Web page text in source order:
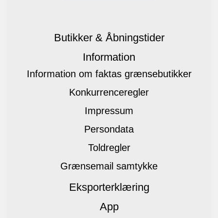
Butikker & Åbningstider
Information
Information om faktas grænsebutikker
Konkurrenceregler
Impressum
Persondata
Toldregler
Grænsemail samtykke
Eksporterklæring
App